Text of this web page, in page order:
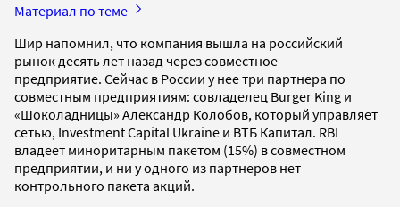
Материал по теме
Шир напомнил, что компания вышла на российский
рынок десять лет назад через совместное
предприятие. Сейчас в России у нее три партнера по
совместным предприятиям: совладелец Burger King и
«Шоколадницы» Александр Колобов, который управляет
сетью, Investment Capital Ukraine и ВТБ Капитал. RBI
владеет миноритарным пакетом (15%) в совместном
предприятии, и ни у одного из партнеров нет
контрольного пакета акций.